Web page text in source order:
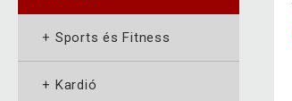
+ Sports és Fitness
+ Kardió